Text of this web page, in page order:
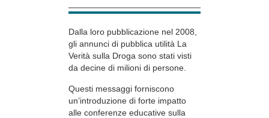
Dalla loro pubblicazione nel 2008,
gli annunci di pubblica utilità La
Verità sulla Droga sono stati visti
da decine di milioni di persone.
Questi messaggi forniscono
un’introduzione di forte impatto
alle conferenze educative sulla